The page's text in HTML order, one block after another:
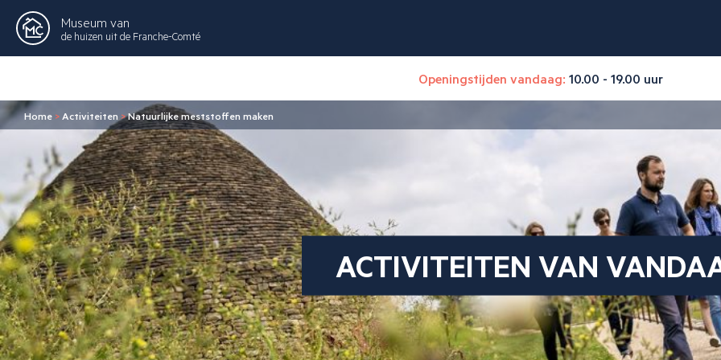
Museum van
de huizen uit de Franche-Comté
Openingstijden vandaag: 10.00 - 19.00 uur
Home > Activiteiten >Natuurlijke meststoffen maken
ACTIVITEITEN VAN